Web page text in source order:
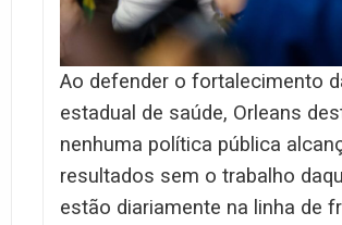
Ao defender o fortalecimento
estadual de saúde, Orleans
nenhuma política pública
resultados sem o trabalho
estão diariamente na linha de